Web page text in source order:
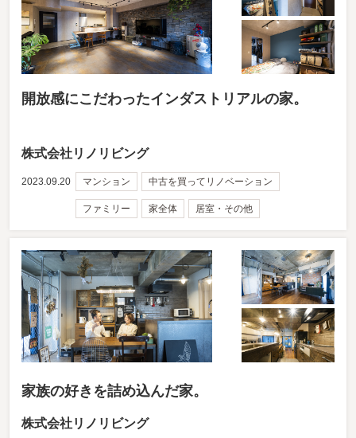
開放感にこだわったインダストリアルの家。
株式会社リノリビング
2023.09.20 マンション 中古を買ってリノベーション
ファミリー 家全体 居室・その他
家族の好きを詰め込んだ家。
株式会社リノリビング